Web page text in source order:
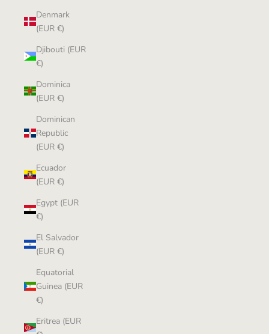
Denmark
(EUR €)
Djibouti (EUR
€)
Dominica
(EUR €)
Dominican
Republic
(EUR €)
Ecuador
(EUR €)
Egypt (EUR
€)
El Salvador
(EUR €)
Equatorial
Guinea (EUR
€)
Eritrea (EUR